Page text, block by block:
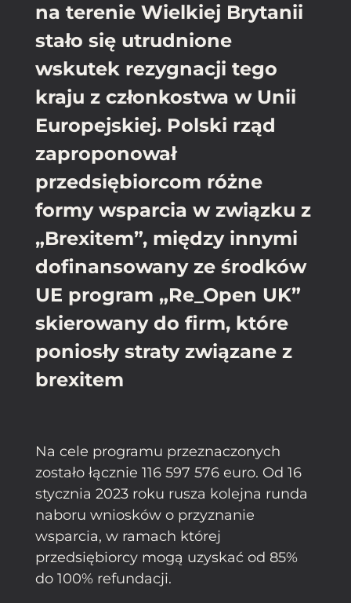
na terenie Wielkiej Brytanii
stało się utrudnione
wskutek rezygnacji tego
kraju z członkostwa w Unii
Europejskiej. Polski rząd
zaproponował
przedsiębiorcom różne
formy wsparcia w związku z
„Brexitem”, między innymi
dofinansowany ze środków
UE program „Re_Open UK”
skierowany do firm, które
poniosły straty związane z
brexitem
Na cele programu przeznaczonych
zostało łącznie 116 597 576 euro. Od 16
stycznia 2023 roku rusza kolejna runda
naboru wniosków o przyznanie
wsparcia, w ramach której
przedsiębiorcy mogą uzyskać od 85%
do 100% refundacji.